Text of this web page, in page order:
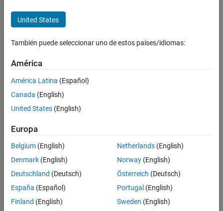
Referencia de API
EN ESTA PÁGINA
Pedido
Respuesta
expandir todo en la página
Pedido
GET
URL
https://api.thingspeak.com/channels/public.
Argumentos de entrada
Nombre Descripción
<format>
(Obligatorio) Formato para la respuesta
HTTP, especificado como
json o
Ejemplo: https://api.thingspeak.com/channels/public.json
United States
También puede seleccionar uno de estos países/idiomas:
América
América Latina (Español)
Canada (English)
United States (English)
Europa
Belgium (English)
Denmark (English)
Deutschland (Deutsch)
España (Español)
Finland (English)
Netherlands(English)
Norway(English)
Österreich (Deutsch)
Portugal (English)
Sweden (English)